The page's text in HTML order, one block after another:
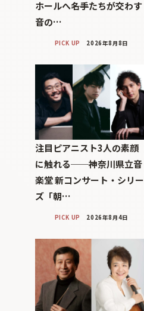
ホールへ――名手たちが交わす
音の…
PICK UP 2026年8月8日
注目ピアニスト3人の素顔
に触れる──神奈川県立音
楽堂 新コンサート・シリー
ズ「朝…
PICK UP 2026年8月4日